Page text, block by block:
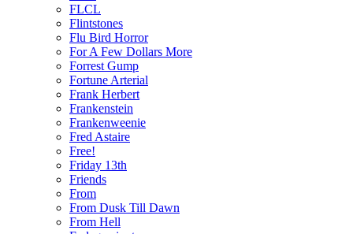
FLCL
Flintstones
Flu Bird Horror
For A Few Dollars More
Forrest Gump
Fortune Arterial
Frank Herbert
Frankenstein
Frankenweenie
Fred Astaire
Free!
Friday 13th
Friends
From
From Dusk Till Dawn
From Hell